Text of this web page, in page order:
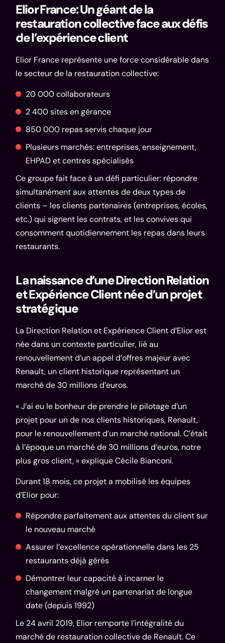
Elior France: Un géant de la
restauration collective face aux défis
de l’expérience client
Elior France représente une force considérable dans
le secteur de la restauration collective:
20 000 collaborateurs
2 400 sites en gérance
850 000 repas servis chaque jour
Plusieurs marchés: entreprises, enseignement,
EHPAD et centres spécialisés
Ce groupe fait face à un défi particulier: répondre
simultanément aux attentes de deux types de
clients – les clients partenaires (entreprises, écoles,
etc.) qui signent les contrats, et les convives qui
consomment quotidiennement les repas dans leurs
restaurants.
La naissance d’une Direction Relation
et Expérience Client née d’un projet
stratégique
La Direction Relation et Expérience Client d’Elior est
née dans un contexte particulier, lié au
renouvellement d’un appel d’offres majeur avec
Renault, un client historique représentant un
marché de 30 millions d’euros.
« J’ai eu le bonheur de prendre le pilotage d’un
projet pour un de nos clients historiques, Renault,
pour le renouvellement d’un marché national. C’était
à l’époque un marché de 30 millions d’euros, notre
plus gros client, » explique Cécile Bianconi.
Durant 18 mois, ce projet a mobilisé les équipes
d’Elior pour:
Répondre parfaitement aux attentes du client sur
le nouveau marché
Assurer l’excellence opérationnelle dans les 25
restaurants déjà gérés
Démontrer leur capacité à incarner le
changement malgré un partenariat de longue
date (depuis 1992)
Le 24 avril 2019, Elior remporte l’intégralité du
marché de restauration collective de Renault. Ce